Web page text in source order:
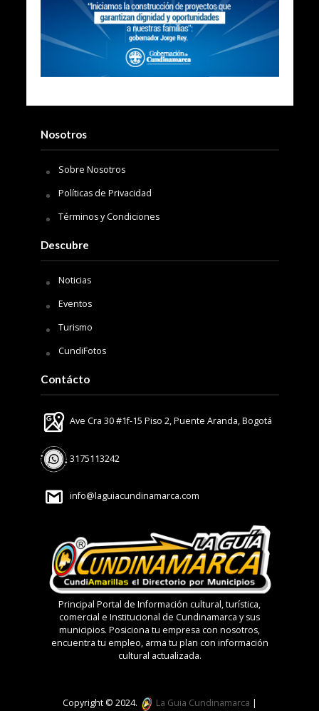
Nosotros
Sobre Nosotros
Políticas de Privacidad
Términos y Condiciones
Descubre
Noticias
Eventos
Turismo
CundiFotos
Contácto
Ave Cra 30 #1f-15 Piso 2, Puente Aranda, Bogotá
3175113242
info@laguiacundinamarca.com
Principal Portal de Información cultural, turística,
comercial e Institucional de Cundinamarca y sus
municipios. Posiciona tu empresa con nosotros,
encuentra tu empleo, arma tu plan con información
cultural actualizada.
Copyright © 2024. La Guia Cundinamarca |